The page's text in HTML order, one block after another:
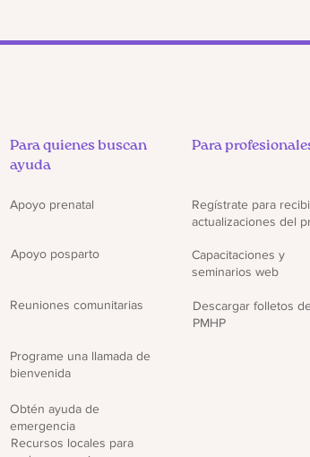
Para quienes buscan
ayuda
Apoyo prenatal
Apoyo posparto
Reuniones comunitarias
Para
Regístrate para
actualizaciones del
Capacitaciones y
seminarios web
Descargar folletos
PMHP
Programe una llamada de
bienvenida
Obtén ayuda de
emergencia
Recursos locales para